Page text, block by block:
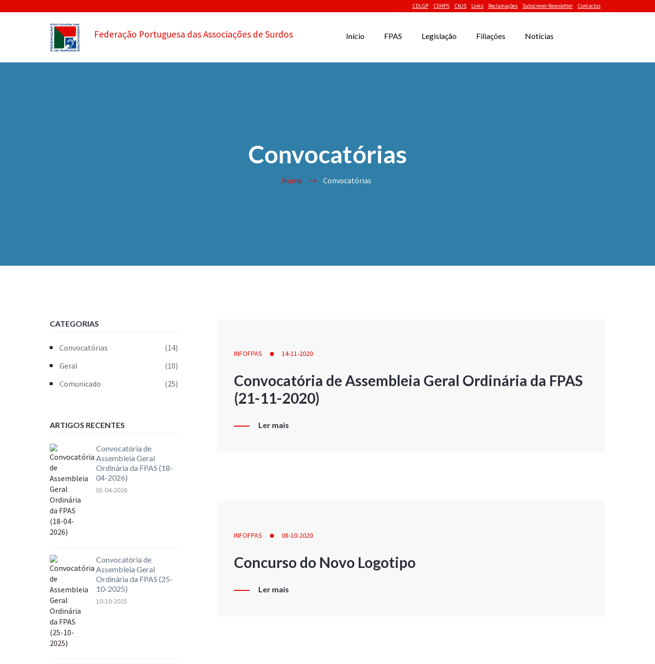
CDLGP CDHPS CNJS Links Reclamações Subscrever Newsletter Contactos
Federação Portuguesa das Associações de Surdos Início FPAS Legislação Filiações Notícias
Convocatórias
Home Convocatórias
INFOFPAS 14-11-2020
Convocatória de Assembleia Geral Ordinária da FPAS
(21-11-2020)
Ler mais
INFOFPAS 08-10-2020
Concurso do Novo Logotipo
Ler mais
CATEGORIAS
Convocatórias
(14)
Geral
(10)
Comunicado
(25)
ARTIGOS RECENTES
Convocatória de
Assembleia Geral
Ordinária da FPAS (18-
04-2026)
01-04-2026
Convocatória de
Assembleia Geral
Ordinária da FPAS (25-
10-2025)
10-10-2025